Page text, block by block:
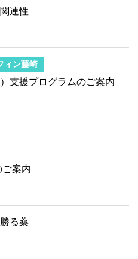
連性
ィン藤崎
支援プログラムのご案内
ご案内
る薬